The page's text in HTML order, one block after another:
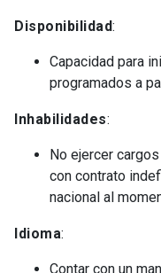
Disponibilidad:
Capacidad para
programados a
Inhabilidades:
No ejercer
con contrato
nacional al
Idioma:
Contar con un